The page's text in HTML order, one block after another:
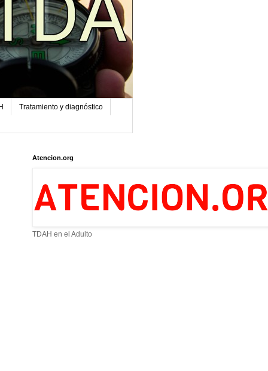
Tratamiento y diagnóstico
Atencion.org
TDAH en el Adulto